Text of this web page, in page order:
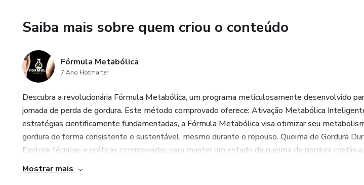
Saiba mais sobre quem criou o conteúdo
Fórmula Metabólica
7 Ano Hotmarter
Descubra a revolucionária Fórmula Metabólica, um programa meticulosamente desenvolvido
jornada de perda de gordura. Este método comprovado oferece: Ativação Metabólica
estratégias cientificamente fundamentadas, a Fórmula Metabólica visa otimizar seu
gordura de forma consistente e sustentável, mesmo durante o repouso. Queima de Gordura
Explore técnicas e práticas comprovadas para manter um estado de queima de gordura contínua,
Mostrar mais